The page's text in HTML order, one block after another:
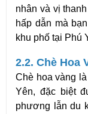
nhân và vị
hấp dẫn mà
khu phố tại Phú
2.2. Chè Hoa
Chè hoa vàng
Yên, đặc biệt
phương lẫn du